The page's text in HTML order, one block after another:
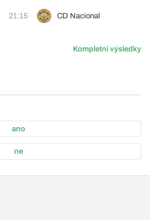
21:15 CD Nacional
Kompletní výsledky
ano
ne